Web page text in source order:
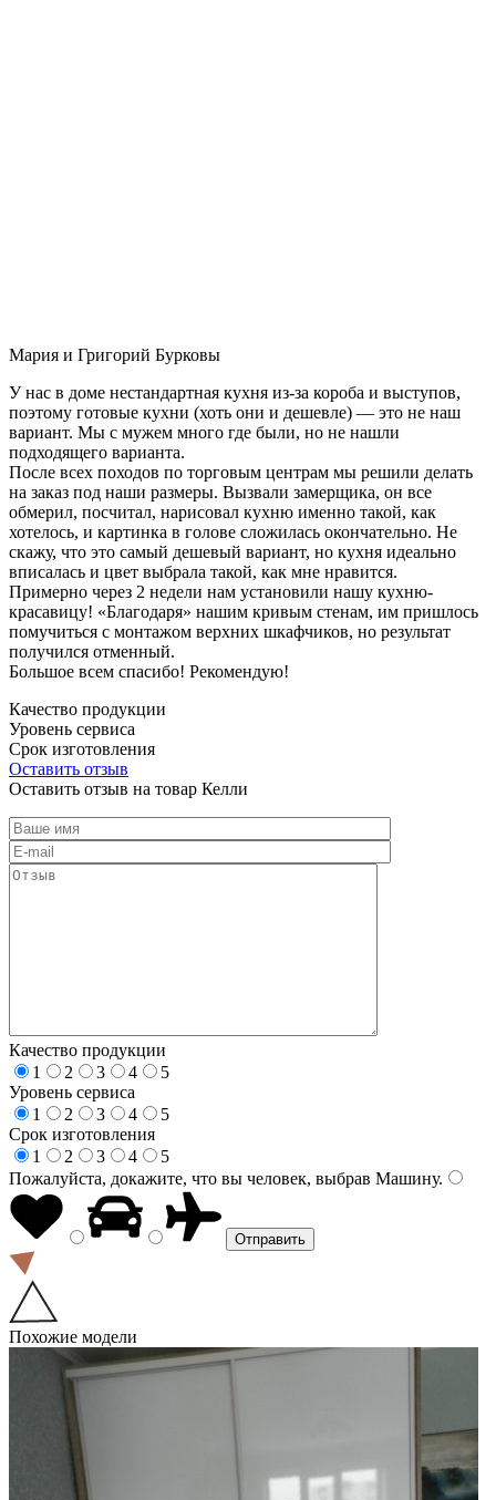
Мария и Григорий Бурковы
У нас в доме нестандартная кухня из-за короба и выступов,
поэтому готовые кухни (хоть они и дешевле) — это не наш
вариант. Мы с мужем много где были, но не нашли
подходящего варианта.
После всех походов по торговым центрам мы решили делать
на заказ под наши размеры. Вызвали замерщика, он все
обмерил, посчитал, нарисовал кухню именно такой, как
хотелось, и картинка в голове сложилась окончательно. Не
скажу, что это самый дешевый вариант, но кухня идеально
вписалась и цвет выбрала такой, как мне нравится.
Примерно через 2 недели нам установили нашу кухню-
красавицу! «Благодаря» нашим кривым стенам, им пришлось
помучиться с монтажом верхних шкафчиков, но результат
получился отменный.
Большое всем спасибо! Рекомендую!
Качество продукции
Уровень сервиса
Срок изготовления
Оставить отзыв
Оставить отзыв на товар Келли
Качество продукции
1
2 3 4
5
Уровень сервиса
1
2 3 4
5
Срок изготовления
1
2 3 4
5
Пожалуйста, докажите, что вы человек, выбрав Машину.
Похожие модели